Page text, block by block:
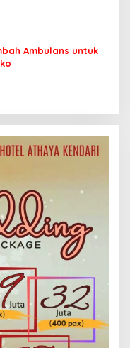
Ambulans untuk